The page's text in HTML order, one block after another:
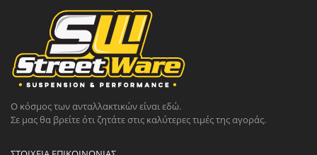
Ο κόσμος των ανταλλακτικών είναι εδώ.
Σε μας θα βρείτε ότι ζητάτε στις καλύτερες τιμές της αγοράς.